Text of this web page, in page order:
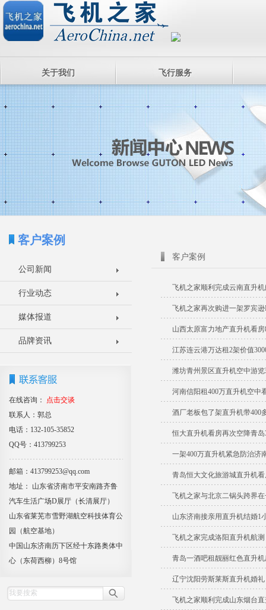
关于我们 飞行服务
客户案例
公司新闻
行业动态
媒体报道
品牌资讯
在线咨询：
点击交谈
联系人：郭总
电话：132-105-35852
QQ号：413799253
邮箱：413799253@qq.com
地址： 山东省济南市平安南路齐鲁
汽车生活广场D展厅（长清展厅）
山东省莱芜市雪野湖航空科技体育公
园（航空基地）
中国山东济南历下区经十东路奥体中
心（东荷西柳）8号馆
客户案例
飞机之家顺利完成云南直升
飞机之家再次购进一架罗宾逊
山西太原富力地产直升机看
江苏连云港万达租2架价值
潍坊青州景区直升机空中游
河南信阳租400万直升机空中
酒厂老板包了架直升机带400
恒大直升机看房再次空降青
一架400万直升机紧急防治济
青岛恒大文化旅游城直升机
飞机之家与北京二锅头跨界
山东济南接亲用直升机结婚1
飞机之家完成洛阳直升机航测
青岛一酒吧租靓丽红色直升
辽宁沈阳劳斯莱斯直升机婚礼
飞机之家顺利完成山东烟台